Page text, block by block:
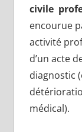
civile
encourue
activité
d’un acte
diagnostic
médical).